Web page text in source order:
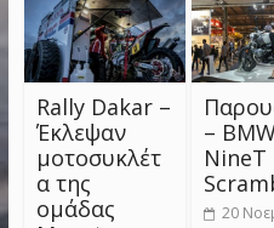
Rally Dakar –
Έκλεψαν
μοτοσυκλέτ
α της
ομάδας
–
NineT
20